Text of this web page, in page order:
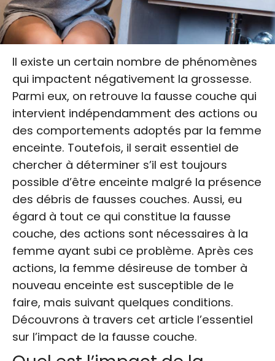
Il existe un certain nombre de phénomènes
qui impactent négativement la grossesse.
Parmi eux, on retrouve la fausse couche qui
intervient indépendamment des actions ou
des comportements adoptés par la femme
enceinte. Toutefois, il serait essentiel de
chercher à déterminer s’il est toujours
possible d’être enceinte malgré la présence
des débris de fausses couches. Aussi, eu
égard à tout ce qui constitue la fausse
couche, des actions sont nécessaires à la
femme ayant subi ce problème. Après ces
actions, la femme désireuse de tomber à
nouveau enceinte est susceptible de le
faire, mais suivant quelques conditions.
Découvrons à travers cet article l’essentiel
sur l’impact de la fausse couche.